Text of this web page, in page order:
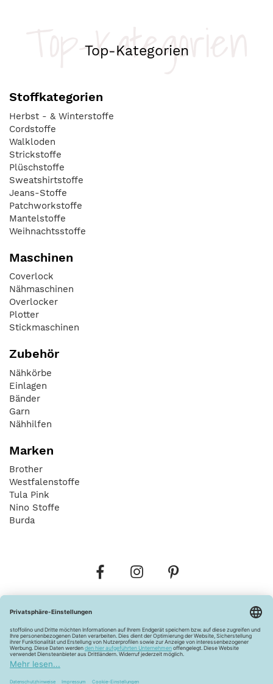
Top-Kategorien
Top-Kategorien
Stoffkategorien
Herbst - & Winterstoffe
Cordstoffe
Walkloden
Strickstoffe
Plüschstoffe
Sweatshirtstoffe
Jeans-Stoffe
Patchworkstoffe
Mantelstoffe
Weihnachtsstoffe
Maschinen
Coverlock
Nähmaschinen
Overlocker
Plotter
Stickmaschinen
Zubehör
Nähkörbe
Einlagen
Bänder
Garn
Nähhilfen
Marken
Brother
Westfalenstoffe
Tula Pink
Nino Stoffe
Burda
Widerrufsbelehrung Vertrag widerrufen
Barrierefreiheitserklärung